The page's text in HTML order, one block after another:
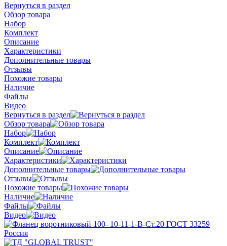
Вернуться в раздел
Обзор товара
Набор
Комплект
Описание
Характеристики
Дополнительные товары
Отзывы
Похожие товары
Наличие
Файлы
Видео
Вернуться в раздел
Обзор товара
Набор
Комплект
Описание
Характеристики
Дополнительные товары
Отзывы
Похожие товары
Наличие
Файлы
Видео